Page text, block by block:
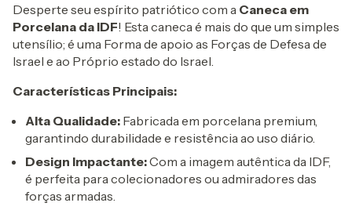
Desperte seu espírito patriótico com a Caneca em
Porcelana da IDF! Esta caneca é mais do que um simples
utensílio; é uma Forma de apoio as Forças de Defesa de
Israel e ao Próprio estado do Israel.
Características Principais:
Alta Qualidade: Fabricada em porcelana premium,
garantindo durabilidade e resistência ao uso diário.
Design Impactante:Com a imagem autêntica da IDF,
é perfeita para colecionadores ou admiradores das
forças armadas.